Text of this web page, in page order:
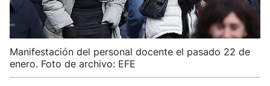
Manifestación del personal docente el pasado 22 de
enero. Foto de archivo: EFE